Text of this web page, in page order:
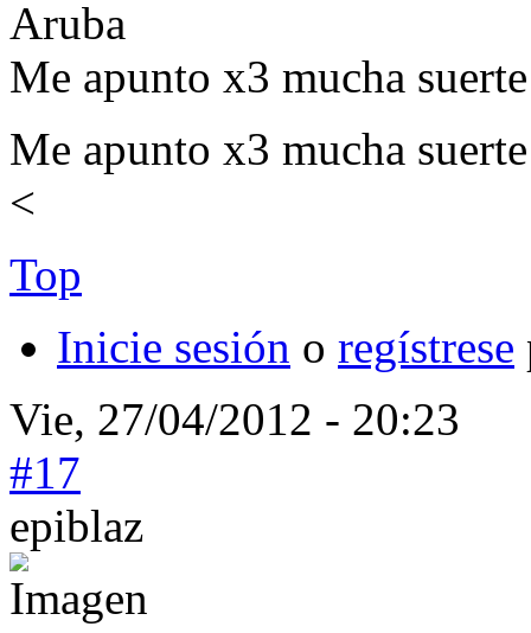
Me apunto x3 mucha
Me apunto x3 mucha
<
Top
Inicie sesión o regístrese
Vie, 27/04/2012 - 20:23
#17
epiblaz